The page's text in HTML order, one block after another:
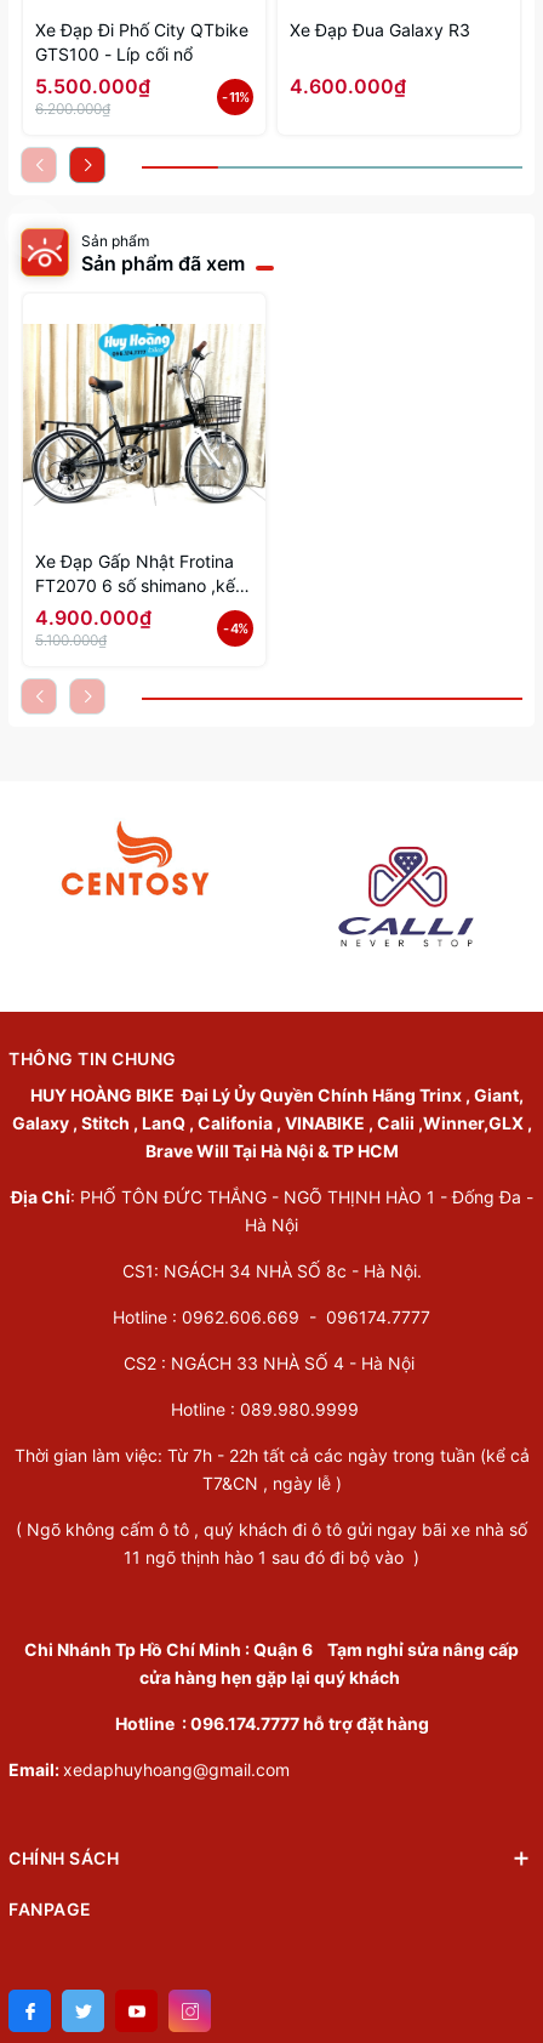
Xe Đạp Đi Phố City QTbike
GTS100 - Líp cối nổ
5.500.000₫
6.200.000₫
- 11%
Xe Đạp Đua Galaxy R3
4.600.000₫
Sản phẩm
Sản phẩm đã xem
Xe Đạp Gấp Nhật Frotina
FT2070 6 số shimano ,kết
hợp đèn phát sáng
4.900.000₫
5.100.000₫
- 4%
THÔNG TIN CHUNG
HUY HOÀNG BIKE Đại Lý Ủy Quyền Chính Hãng Trinx , Giant,
Galaxy , Stitch , LanQ , Califonia , VINABIKE , Calii ,Winner,GLX ,
Brave Will Tại Hà Nội & TP HCM
Địa Chỉ: PHỐ TÔN ĐỨC THẮNG - NGÕ THỊNH HÀO 1 - Đống Đa -
Hà Nội
CS1: NGÁCH 34 NHÀ SỐ 8c - Hà Nội.
Hotline : 0962.606.669 - 096174.7777
CS2 : NGÁCH 33 NHÀ SỐ 4 - Hà Nội
Hotline : 089.980.9999
Thời gian làm việc: Từ 7h - 22h tất cả các ngày trong tuần (kể cả
T7&CN , ngày lễ )
( Ngõ không cấm ô tô , quý khách đi ô tô gửi ngay bãi xe nhà số
11 ngõ thịnh hào 1 sau đó đi bộ vào )
Chi Nhánh Tp Hồ Chí Minh :Quận 6 Tạm nghỉ sửa nâng cấp
cửa hàng hẹn gặp lại quý khách
Hotline : 096.174.7777 hỗ trợ đặt hàng
Email:xedaphuyhoang@gmail.com
CHÍNH SÁCH
FANPAGE